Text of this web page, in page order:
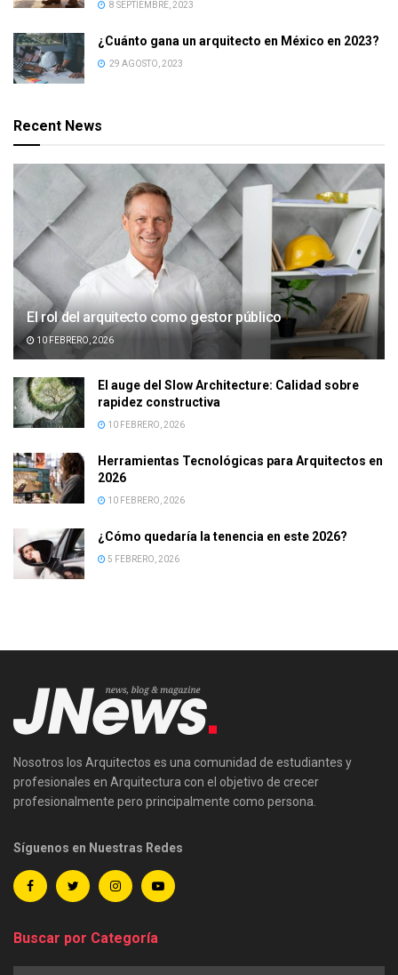
8 SEPTIEMBRE, 2023
¿Cuánto gana un arquitecto en México en 2023?
29 AGOSTO, 2023
Recent News
El rol del arquitecto como gestor público
10 FEBRERO, 2026
El auge del Slow Architecture: Calidad sobre
rapidez constructiva
10 FEBRERO, 2026
Herramientas Tecnológicas para Arquitectos en
2026
10 FEBRERO, 2026
¿Cómo quedaría la tenencia en este 2026?
5 FEBRERO, 2026
Nosotros los Arquitectos es una comunidad de estudiantes y
profesionales en Arquitectura con el objetivo de crecer
profesionalmente pero principalmente como persona.
Síguenos en Nuestras Redes
Buscar por Categoría